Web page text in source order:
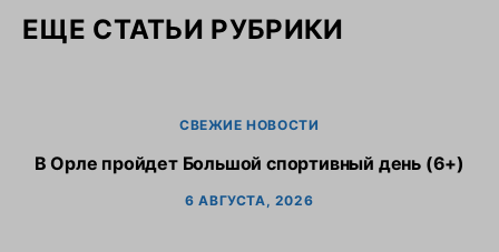
ЕЩЕ СТАТЬИ РУБРИКИ
СВЕЖИЕ НОВОСТИ
В Орле пройдет Большой спортивный день (6+)
6 АВГУСТА, 2026